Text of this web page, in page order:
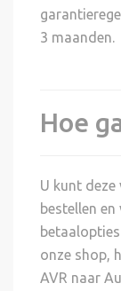
3 maanden.
Hoe
U kunt
bestellen
onze shop,
AVR naar